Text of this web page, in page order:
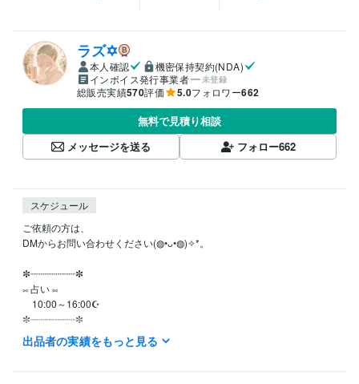
ラズ✡
本人確認
機密保持契約(NDA)
インボイス発行事業者
未登録
総販売実績570評価 5.0フォロワー662
無料で見積り相談
メッセージを送る
フォロー662
スケジュール
ご依頼の方は、
DMからお問い合わせください(◍•ᴗ•◍)✧*。
✼┈┈┈┈┈┈┈┈✼
⨝ 占い ⨝
10:00～16:00☪
✼┈┈┈┈┈┈┈┈✼
⨝ ｱﾁｭｰﾝﾒﾝﾄ ⨝
10:00～16:00☪
出品者の実績をもっと見る